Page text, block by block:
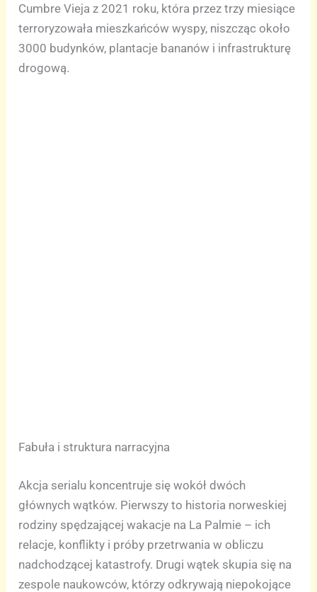
Cumbre Vieja z 2021 roku, która przez trzy miesiące
terroryzowała mieszkańców wyspy, niszcząc około
3000 budynków, plantacje bananów i infrastrukturę
drogową.
Fabuła i struktura narracyjna
Akcja serialu koncentruje się wokół dwóch
głównych wątków. Pierwszy to historia norweskiej
rodziny spędzającej wakacje na La Palmie – ich
relacje, konflikty i próby przetrwania w obliczu
nadchodzącej katastrofy. Drugi wątek skupia się na
zespole naukowców, którzy odkrywają niepokojące